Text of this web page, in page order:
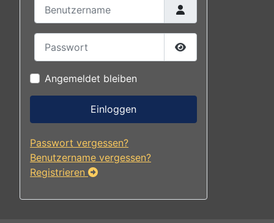
Passwort anzeigen
Angemeldet bleiben
Einloggen
Passwort vergessen?
Benutzername vergessen?
Registrieren